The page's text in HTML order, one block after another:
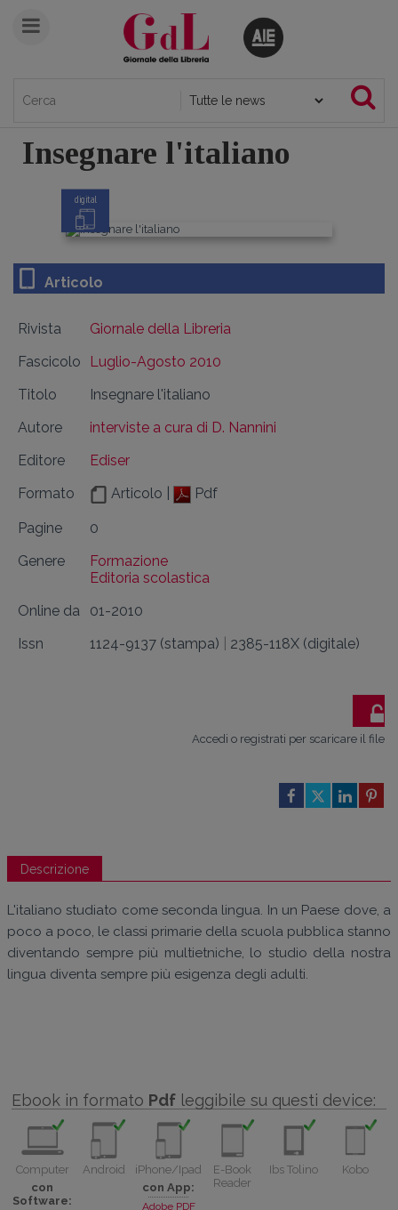
Insegnare l'italiano
digital
Articolo
Rivista
Giornale della Libreria
Fascicolo
Luglio-Agosto 2010
Titolo
Insegnare l'italiano
Autore
interviste a cura di D. Nannini
Editore
Ediser
Formato
Articolo | Pdf
Pagine
0
Genere
Formazione
Editoria scolastica
Online da
01-2010
Issn
1124-9137 (stampa) 2385-118X (digitale)
Accedi o registrati per scaricare il file
Descrizione
L'italiano studiato come seconda lingua. In un Paese dove, a
poco a poco, le classi primarie della scuola pubblica stanno
diventando sempre più multietniche, lo studio della nostra
lingua diventa sempre più esigenza degli adulti.
Ebook in formato Pdf leggibile su questi device:
Computer
con
Software:
Android
iPhone/Ipad
con App:
Adobe PDF
E-Book
Reader
Ibs Tolino Kobo